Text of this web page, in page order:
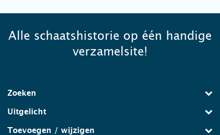
Alle schaatshistorie op één handige
verzamelsite!
Zoeken
Uitgelicht
Toevoegen / wijzigen